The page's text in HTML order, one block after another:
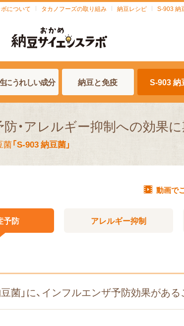
について タカノフーズの取り組み 納豆レシピ S-903 納
にうれしい成分 納豆と免疫 S-903 納
・アレルギー抑制への効果に
菌「S-903 納豆菌」
動画で
予防 アレルギー抑制
菌」に、インフルエンザ予防効果があ